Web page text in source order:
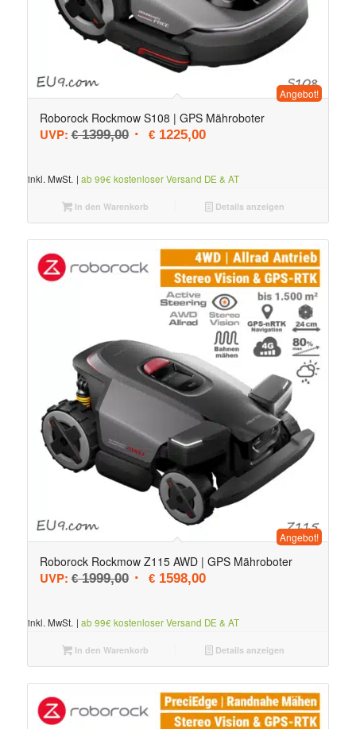
Roborock Rockmow S108 | GPS Mähroboter
UVP: €1399,00 Ursprünglicher Preis war: € 1399,00
€1225,00Aktueller Preis ist: €
Angebot!
inkl. MwSt. | ab 99€ kostenloser Versand DE & AT
In den Warenkorb Details anzeigen
Roborock Rockmow Z115 AWD | GPS Mähroboter
UVP: €1999,00 Ursprünglicher Preis war: € 1999,00
€1598,00Aktueller Preis ist: €
Angebot!
inkl. MwSt. | ab 99€ kostenloser Versand DE & AT
In den Warenkorb Details anzeigen